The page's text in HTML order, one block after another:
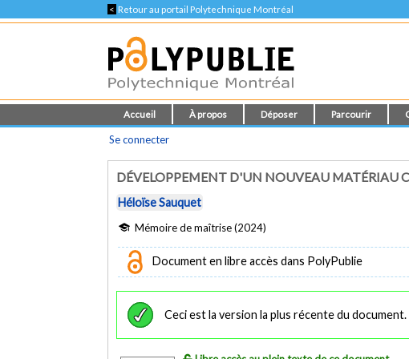
< Retour au portail Polytechnique Montréal
Accueil À propos Déposer Parcourir
Se connecter
DÉVELOPPEMENT D'UN NOUVEAU MATÉRIAU
Héloïse Sauquet
Mémoire de maîtrise (2024)
Document en libre accès dans PolyPublie
Ceci est la version la plus récente du document.